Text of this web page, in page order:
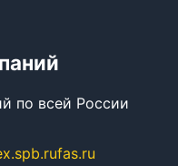
по всей России
fas.ru